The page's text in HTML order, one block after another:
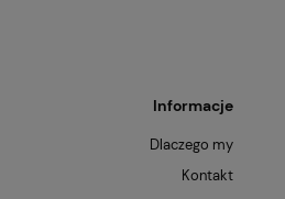
Informacje
Dlaczego my
Kontakt